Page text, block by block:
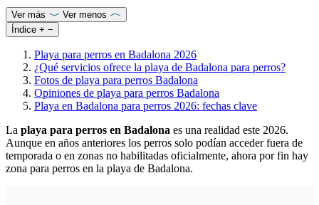
Ver más
Ver menos
Índice + −
Playa para perros en Badalona 2026
¿Qué servicios ofrece la playa de Badalona para perros?
Fotos de playa para perros Badalona
Opiniones de playa para perros Badalona
Playa en Badalona para perros 2026: fechas clave
La playa para perros en Badalona ​ es una realidad este 2026.
Aunque en años anteriores los perros solo podían acceder fuera de
temporada o en zonas no habilitadas oficialmente, ahora por fin hay
zona para perros en la playa de Badalona.